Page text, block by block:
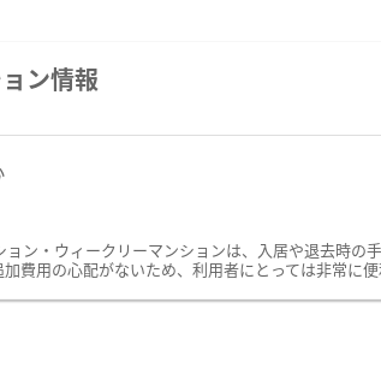
ン情報
ン・ウィークリーマンションは、入居や退去時の
用の心配がないため、利用者にとっては非常に便